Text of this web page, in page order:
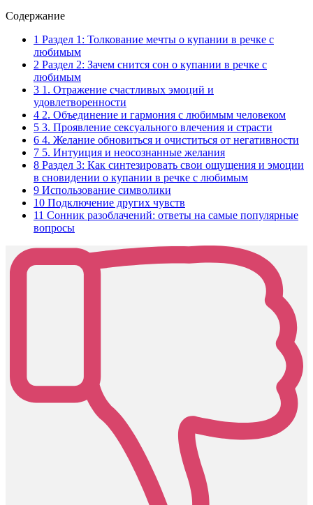
Содержание
1 Раздел 1: Толкование мечты о купании в речке с
любимым
2 Раздел 2: Зачем снится сон о купании в речке с
любимым
3 1. Отражение счастливых эмоций и
удовлетворенности
4 2. Объединение и гармония с любимым человеком
5 3. Проявление сексуального влечения и страсти
6 4. Желание обновиться и очиститься от негативности
7 5. Интуиция и неосознанные желания
8 Раздел 3: Как синтезировать свои ощущения и эмоции
в сновидении о купании в речке с любимым
9 Использование символики
10 Подключение других чувств
11 Сонник разоблачений: ответы на самые популярные
вопросы